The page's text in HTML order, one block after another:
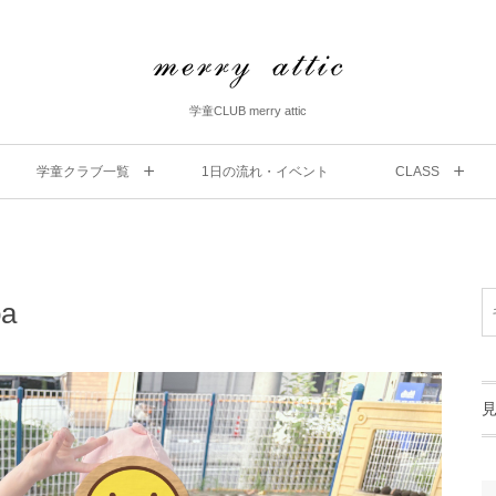
学童CLUB merry attic
学童クラブ一覧 1⽇の流れ・イベント CLASS